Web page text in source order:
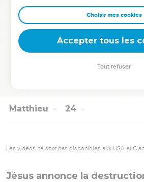
lapides ceux qui te sont envoyés !
rassembler tes enfants, comme une
poussins sous ses ailes, et vous ne
Voici que votre maison vous sera
car, je vous le dis, vous ne me
Matthieu 24
Les vidéos ne sont pas disponibles aux USA et C
Jésus annonce la
Choisir mes cookies
Accepter tous les
Tout refuser